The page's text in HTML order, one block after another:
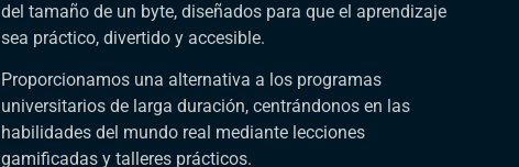
del tamaño de un byte, diseñados para que el aprendizaje
sea práctico, divertido y accesible.
Proporcionamos una alternativa a los programas
universitarios de larga duración, centrándonos en las
habilidades del mundo real mediante lecciones
gamificadas y talleres prácticos.